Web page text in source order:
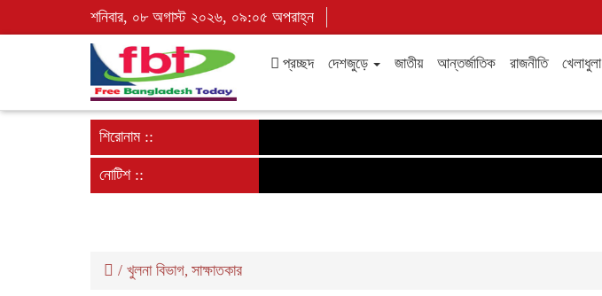
শনিবার, ০৮ অগাস্ট ২০২৬, ০৯:০৫ অপরাহ্ন
প্রচ্ছদ দেশজুড়ে জাতীয় আন্তর্জাতিক রাজনীতি খেলাধুলা
শিরোনাম ::
নোটিশ ::
/ খুলনা বিভাগ, সাক্ষাতকার